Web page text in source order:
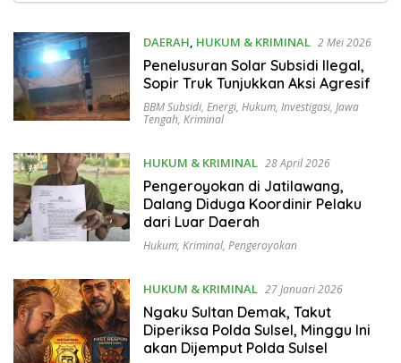
DAERAH, HUKUM & KRIMINAL 2 Mei 2026
Penelusuran Solar Subsidi Ilegal,
Sopir Truk Tunjukkan Aksi Agresif
BBM Subsidi, Energi, Hukum, Investigasi, Jawa
Tengah, Kriminal
HUKUM & KRIMINAL 28 April 2026
Pengeroyokan di Jatilawang,
Dalang Diduga Koordinir Pelaku
dari Luar Daerah
Hukum, Kriminal, Pengeroyokan
HUKUM & KRIMINAL 27 Januari 2026
Ngaku Sultan Demak, Takut
Diperiksa Polda Sulsel, Minggu Ini
akan Dijemput Polda Sulsel